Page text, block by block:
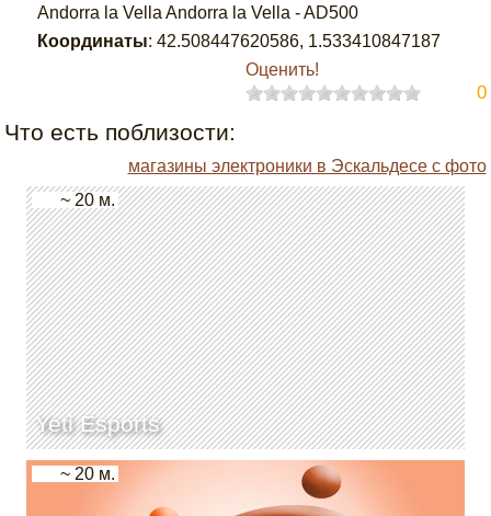
Andorra la Vella Andorra la Vella - AD500
Координаты: 42.508447620586, 1.533410847187
Оценить!
0
Что есть поблизости:
магазины электроники в Эскальдесе с фото
Yeti Esports
~ 20 м.
~ 20 м.